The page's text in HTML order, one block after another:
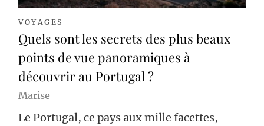
VOYAGES
Quels sont les secrets des plus beaux
points de vue panoramiques à
découvrir au Portugal ?
Marise
Le Portugal, ce pays aux mille facettes,